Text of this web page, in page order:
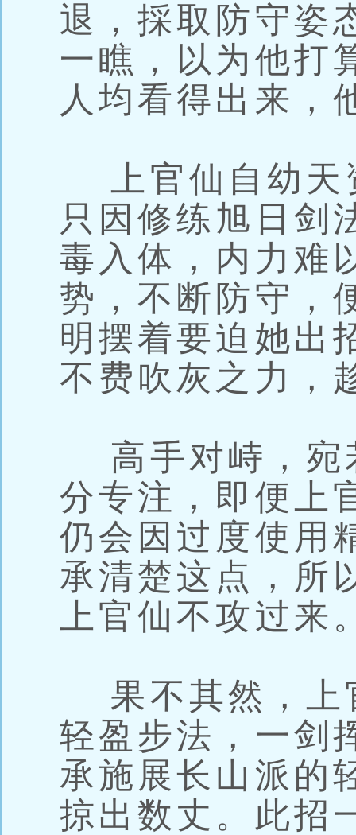
退，採取防守姿
一瞧，以为他打
人均看得出来，
上官仙自幼天
只因修练旭日剑
毒入体，内力难
势，不断防守，
明摆着要迫她出
不费吹灰之力，
高手对峙，宛
分专注，即便上
仍会因过度使用
承清楚这点，所
上官仙不攻过来
果不其然，上
轻盈步法，一剑
承施展长山派的
掠出数丈。此招